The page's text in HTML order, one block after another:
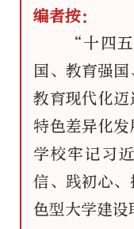
编者按：
“十四
国、教育强
教育现代化
特色差异化发
学校牢记习
信、践初心
色型大学建设